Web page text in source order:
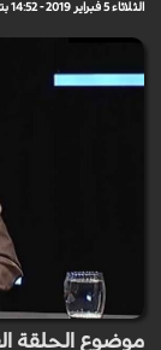
الثلاثاء 5 فبراير 2019 - 14:52 بتوقيت مكة
موضوع الحلقة